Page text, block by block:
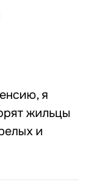
я
жильцы
и